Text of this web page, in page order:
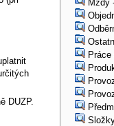
Mzdy
DUZP.